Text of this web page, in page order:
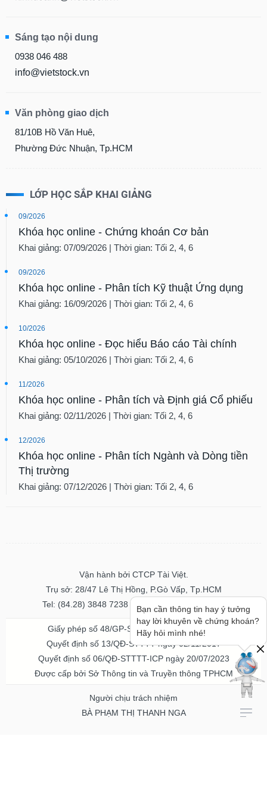
Sáng tạo nội dung
0938 046 488
info@vietstock.vn
Văn phòng giao dịch
81/10B Hồ Văn Huê,
Phường Đức Nhuận, Tp.HCM
LỚP HỌC SẮP KHAI GIẢNG
09/2026
Khóa học online - Chứng khoán Cơ bản
Khai giảng: 07/09/2026 | Thời gian: Tối 2, 4, 6
09/2026
Khóa học online - Phân tích Kỹ thuật Ứng dụng
Khai giảng: 16/09/2026 | Thời gian: Tối 2, 4, 6
10/2026
Khóa học online - Đọc hiểu Báo cáo Tài chính
Khai giảng: 05/10/2026 | Thời gian: Tối 2, 4, 6
11/2026
Khóa học online - Phân tích và Định giá Cổ phiếu
Khai giảng: 02/11/2026 | Thời gian: Tối 2, 4, 6
12/2026
Khóa học online - Phân tích Ngành và Dòng tiền
Thị trường
Khai giảng: 07/12/2026 | Thời gian: Tối 2, 4, 6
Vận hành bởi CTCP Tài Việt.
Trụ sở: 28/47 Lê Thị Hồng, P.Gò Vấp, Tp.HCM
Tel: (84.28) 3848 7238 - Fax: (84.28) 3848 7237
Giấy phép số 48/GP-STTTT ngày 04/11/2016
Quyết định số 13/QĐ-STTTT ngày 02/11/2017
Quyết định số 06/QĐ-STTTT-ICP ngày 20/07/2023
Được cấp bởi Sở Thông tin và Truyền thông TPHCM
Người chịu trách nhiệm
BÀ PHẠM THỊ THANH NGA
Bạn cần thông tin hay ý tưởng
hay lời khuyên về chứng khoán?
Hãy hỏi mình nhé!